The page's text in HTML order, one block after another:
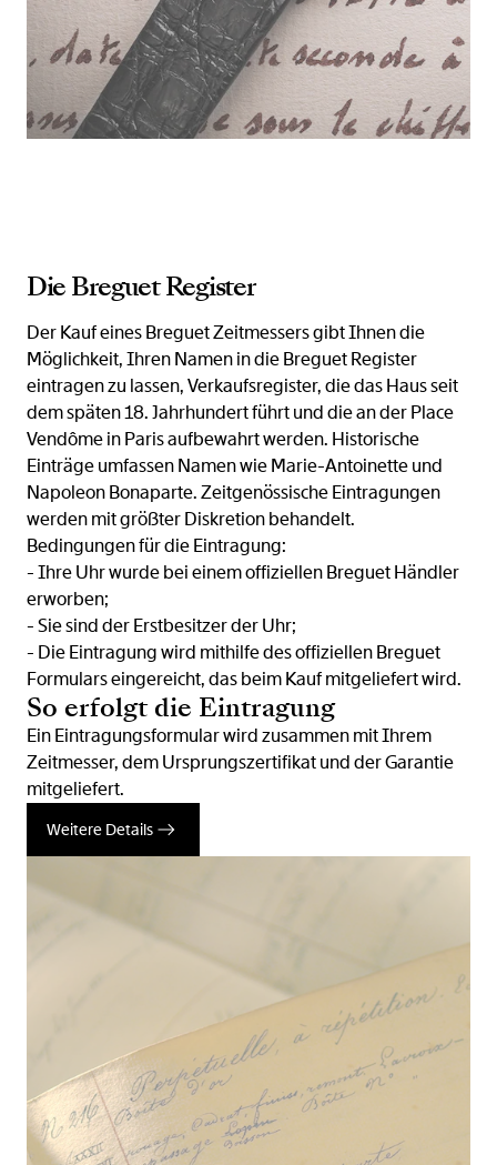
Die Breguet Register
Der Kauf eines Breguet Zeitmessers gibt Ihnen die
Möglichkeit, Ihren Namen in die Breguet Register
eintragen zu lassen, Verkaufsregister, die das Haus seit
dem späten 18. Jahrhundert führt und die an der Place
Vendôme in Paris aufbewahrt werden. Historische
Einträge umfassen Namen wie Marie-Antoinette und
Napoleon Bonaparte. Zeitgenössische Eintragungen
werden mit größter Diskretion behandelt.
Bedingungen für die Eintragung:
- Ihre Uhr wurde bei einem offiziellen Breguet Händler
erworben;
- Sie sind der Erstbesitzer der Uhr;
- Die Eintragung wird mithilfe des offiziellen Breguet
Formulars eingereicht, das beim Kauf mitgeliefert wird.
So erfolgt die Eintragung
Ein Eintragungsformular wird zusammen mit Ihrem
Zeitmesser, dem Ursprungszertifikat und der Garantie
mitgeliefert.
Weitere Details